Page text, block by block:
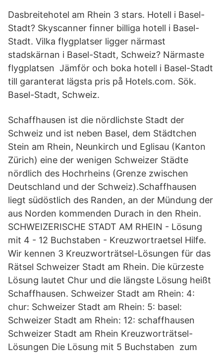
Dasbreitehotel am Rhein 3 stars. Hotell i Basel-
Stadt? Skyscanner finner billiga hotell i Basel-
Stadt. Vilka flygplatser ligger närmast
stadskärnan i Basel-Stadt, Schweiz? Närmaste
flygplatsen Jämför och boka hotell i Basel-Stadt
till garanterat lägsta pris på Hotels.com. Sök.
Basel-Stadt, Schweiz.
Schaffhausen ist die nördlichste Stadt der
Schweiz und ist neben Basel, dem Städtchen
Stein am Rhein, Neunkirch und Eglisau (Kanton
Zürich) eine der wenigen Schweizer Städte
nördlich des Hochrheins (Grenze zwischen
Deutschland und der Schweiz).Schaffhausen
liegt südöstlich des Randen, an der Mündung der
aus Norden kommenden Durach in den Rhein.
SCHWEIZERISCHE STADT AM RHEIN - Lösung
mit 4 - 12 Buchstaben - Kreuzwortraetsel Hilfe.
Wir kennen 3 Kreuzworträtsel-Lösungen für das
Rätsel Schweizer Stadt am Rhein. Die kürzeste
Lösung lautet Chur und die längste Lösung heißt
Schaffhausen. Schweizer Stadt am Rhein: 4:
chur: Schweizer Stadt am Rhein: 5: basel:
Schweizer Stadt am Rhein: 12: schaffhausen
Schweizer Stadt am Rhein Kreuzworträtsel-
Lösungen Die Lösung mit 5 Buchstaben ️ zum